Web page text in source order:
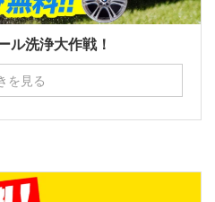
ル洗浄大作戦！
を見る